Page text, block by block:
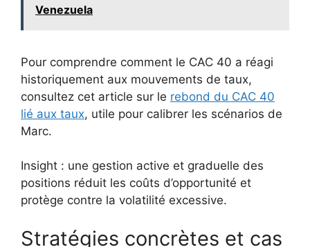
Venezuela
Pour comprendre comment le CAC 40 a réagi
historiquement aux mouvements de taux,
consultez cet article sur le rebond du CAC 40
lié aux taux, utile pour calibrer les scénarios de
Marc.
Insight : une gestion active et graduelle des
positions réduit les coûts d’opportunité et
protège contre la volatilité excessive.
Stratégies concrètes et cas